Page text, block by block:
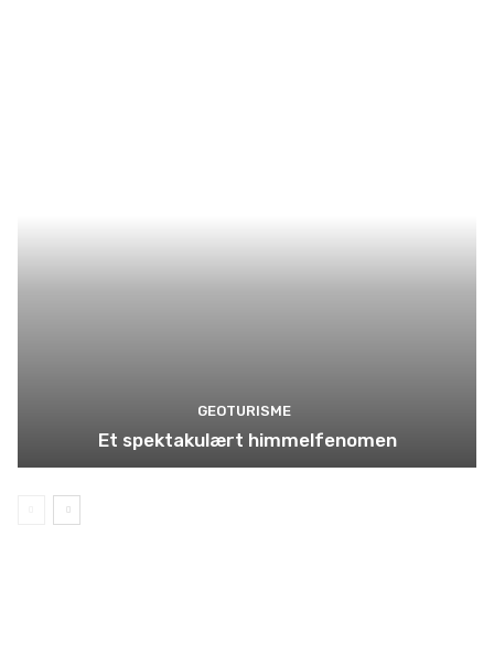
GEOTURISME
Et spektakulært himmelfenomen